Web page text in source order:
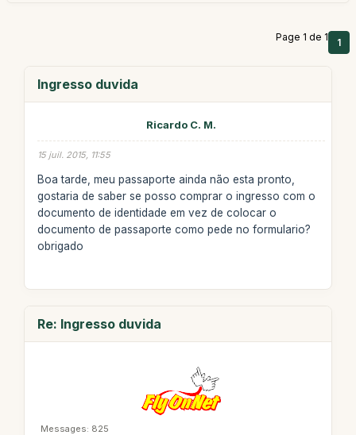
Page 1 de 1 1
Ingresso duvida
Ricardo C. M.
15 juil. 2015, 11:55
Boa tarde, meu passaporte ainda não esta pronto,
gostaria de saber se posso comprar o ingresso com o
documento de identidade em vez de colocar o
documento de passaporte como pede no formulario?
obrigado
Re: Ingresso duvida
Messages: 825